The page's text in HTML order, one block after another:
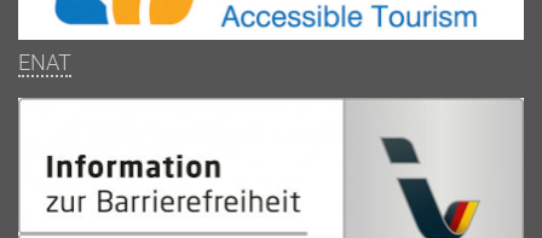
ENAT